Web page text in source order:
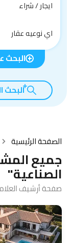
ايجار / شراء
اي نوعيه عقار
البحث
البحث
الصفحة الرئيسية
جميع
الصناعية"
صفحة أرشيف